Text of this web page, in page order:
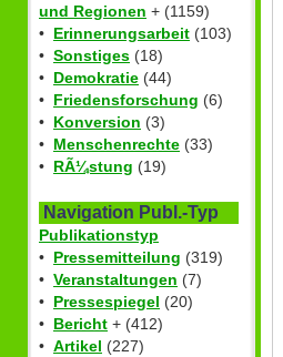
und Regionen + (1159)
• Erinnerungsarbeit (103)
• Sonstiges (18)
• Demokratie (44)
• Friedensforschung (6)
• Konversion (3)
• Menschenrechte (33)
• RÃ¼stung (19)
Navigation Publ.-Typ
Publikationstyp
• Pressemitteilung (319)
• Veranstaltungen (7)
• Pressespiegel (20)
• Bericht + (412)
• Artikel (227)